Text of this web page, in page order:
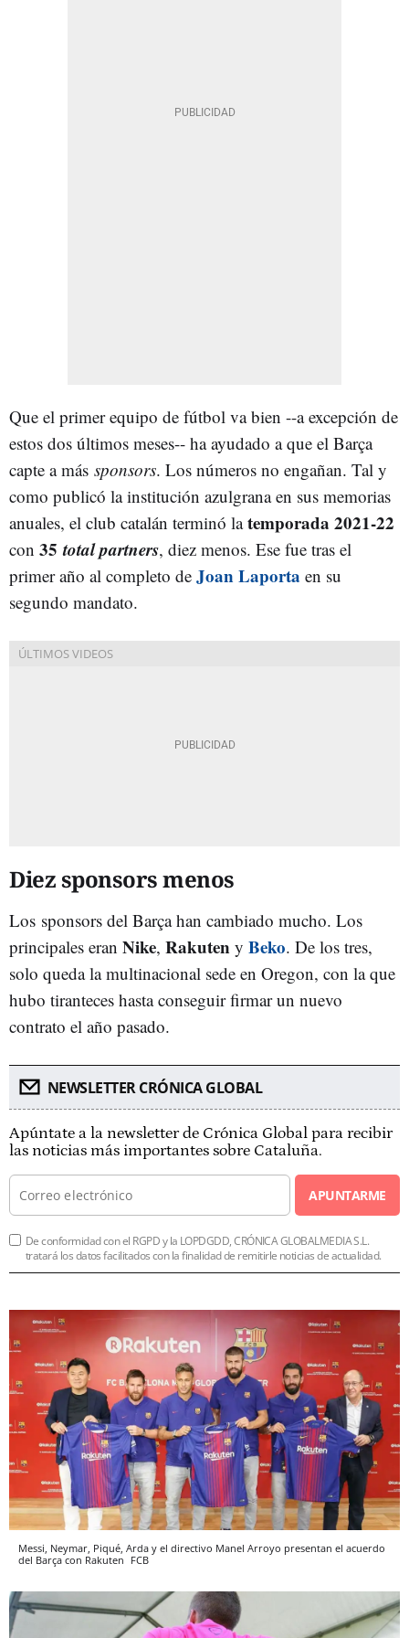
Que el primer equipo de fútbol va bien --a excepción de
estos dos últimos meses-- ha ayudado a que el Barça
capte a más sponsors. Los números no engañan. Tal y
como publicó la institución azulgrana en sus memorias
anuales, el club catalán terminó latemporada 2021-22
con 35total partners, diez menos. Ese fue tras el
primer año al completo de Joan Laporta en su
segundo mandato.
Diez sponsors menos
Los sponsors del Barça han cambiado mucho. Los
principales eran Nike, Rakuten y Beko. De los tres,
solo queda la multinacional sede en Oregon, con la que
hubo tiranteces hasta conseguir firmar un nuevo
contrato el año pasado.
NEWSLETTER CRÓNICA GLOBAL
Apúntate a la newsletter de Crónica Global para recibir
las noticias más importantes sobre Cataluña.
APUNTARME
De conformidad con el RGPD y la LOPDGDD, CRÓNICA GLOBALMEDIA S.L.
tratará los datos facilitados con la finalidad de remitirle noticias de actualidad.
Messi, Neymar, Piqué, Arda y el directivo Manel Arroyo presentan el acuerdo
del Barça con Rakuten FCB